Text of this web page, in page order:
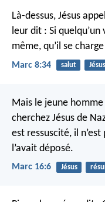
Là-dessus, Jésus
leur dit : Si
même, qu’il se
Marc 8:34 salut Jésus
Mais le jeune homme
cherchez Jésus de
est ressuscité, il
l’avait déposé.
Marc 16:6 Jésus